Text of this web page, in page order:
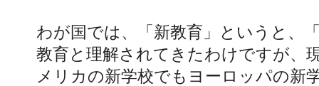
わが国では、「新教育」というと、
教育と理解されてきたわけですが、
メリカの新学校でもヨーロッパの新